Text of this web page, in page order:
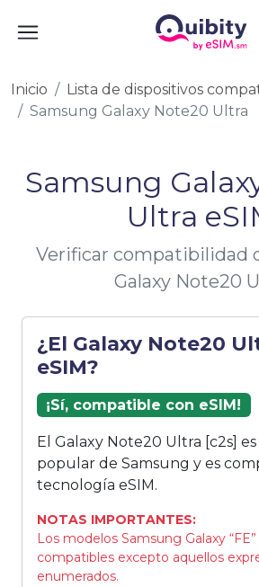
Inicio
Lista de dispositivos
Samsung Galaxy Note20 Ultra
Samsung
Ultra
Verificar compatibilidad
Galaxy Note20
¿El Galaxy Note20
eSIM?
¡Sí, compatible con eSIM!
El Galaxy Note20 Ultra [c2s]
popular de Samsung y es
tecnología eSIM.
NOTAS IMPORTANTES:
Los modelos Samsung Galaxy
compatibles excepto aquellos
enumerados.